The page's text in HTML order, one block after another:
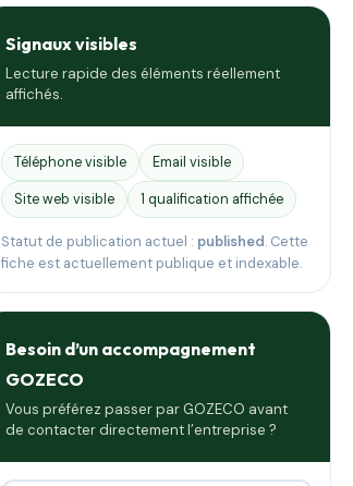
Signaux visibles
Lecture rapide des éléments réellement
affichés.
Téléphone visible
Email visible
Site web visible
1 qualification affichée
Statut de publication actuel : published. Cette
fiche est actuellement publique et indexable.
Besoin d’un accompagnement
GOZECO
Vous préférez passer par GOZECO avant
de contacter directement l’entreprise ?